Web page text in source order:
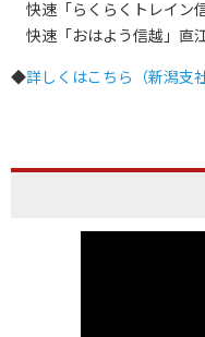
快速「らくらくトレイン
快速「おはよう信越」直
◆詳しくはこちら（新潟支社